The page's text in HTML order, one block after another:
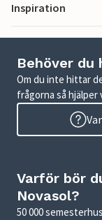
Inspiration
Behöver du
Om du inte hittar
frågorna så hjälper
Varför bör
Novasol?
50 000